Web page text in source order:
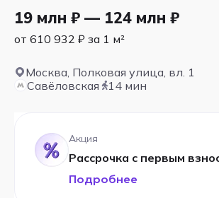
19 млн ₽ — 124 млн ₽
от 610 932 ₽ за 1 м²
Москва, Полковая улица, вл. 1
Савёловская
14 мин
Акция
Рассрочка с первым
Подробнее